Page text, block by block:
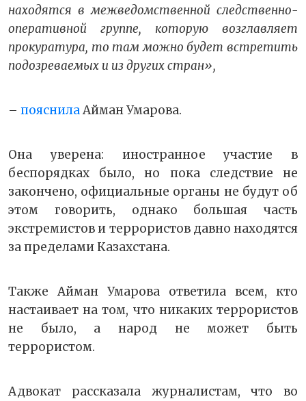
находятся в межведомственной следственно-
оперативной группе, которую возглавляет
прокуратура, то там можно будет встретить
подозреваемых и из других стран»,
– пояснилаАйман Умарова.
Она уверена: иностранное участие в
беспорядках было, но пока следствие не
закончено, официальные органы не будут об
этом говорить, однако большая часть
экстремистов и террористов давно находятся
за пределами Казахстана.
Также Айман Умарова ответила всем, кто
настаивает на том, что никаких террористов
не было, а народ не может быть
террористом.
Адвокат рассказала журналистам, что во